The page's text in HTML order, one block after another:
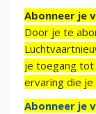
Abonneer je
Door je te
je toegang tot
ervaring die
Abonneer je